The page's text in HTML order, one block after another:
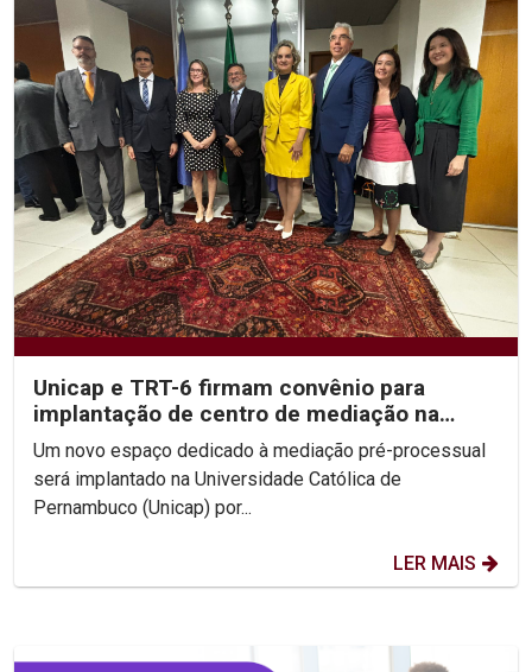
Unicap e TRT-6 firmam convênio para
implantação de centro de mediação na
Escola do Consenso
Um novo espaço dedicado à mediação pré-processual
será implantado na Universidade Católica de
Pernambuco (Unicap) por...
LER MAIS